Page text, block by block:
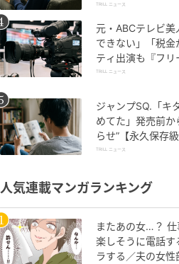
い」SNS憔悴
TRILL ニュース
元・ABCテレビ美
できない」「税
ティ出演も『フリ
の“厳しい現実”を
TRILL ニュース
ジャンプSQ.「キ
めてた」発売前か
らせ”【永久保存
騒ぎのワケ
TRILL ニュース
人気連載マンガランキング
またあの女…？ 仕
楽しそうに電話す
ラする／夫の女性